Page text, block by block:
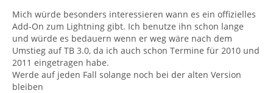
Mich würde besonders interessieren wann es ein offizielles
Add-On zum Lightning gibt. Ich benutze ihn schon lange
und würde es bedauern wenn er weg wäre nach dem
Umstieg auf TB 3.0, da ich auch schon Termine für 2010 und
2011 eingetragen habe.
Werde auf jeden Fall solange noch bei der alten Version
bleiben